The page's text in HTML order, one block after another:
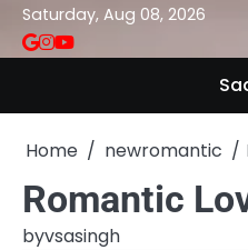
Skip
content
Saturday, Aug 08, 2026
VSASINGH
INSTAGRAM
YOUTUBE
Home newromantic
Romantic
byvsasingh